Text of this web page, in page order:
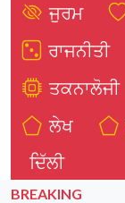
ਜੁਰਮ
ਰਾਜਨੀਤੀ
ਤਕਨਾਲੋਜੀ
ਲੇਖ
ਦਿੱਲੀ
BREAKING